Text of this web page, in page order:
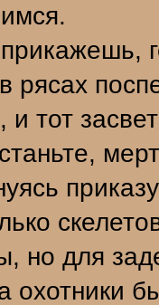
рясах
и тот
но для
охотники